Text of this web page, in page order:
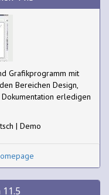
Grafikprogramm mit
Bereichen Design,
erledigen
| Demo
11.5